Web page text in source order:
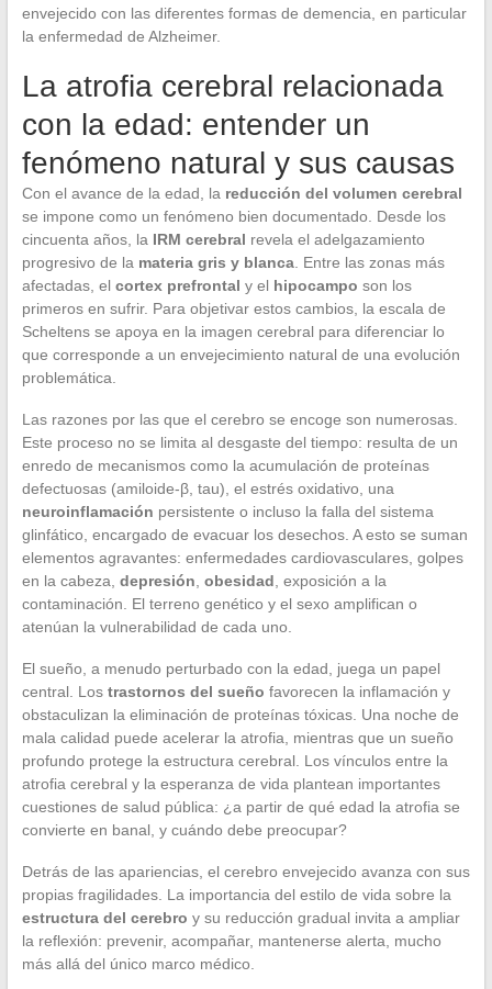
envejecido con las diferentes formas de demencia, en particular
la enfermedad de Alzheimer.
La atrofia cerebral relacionada
con la edad: entender un
fenómeno natural y sus causas
Con el avance de la edad, la reducción del volumen cerebral
se impone como un fenómeno bien documentado. Desde los
cincuenta años, la IRM cerebral revela el adelgazamiento
progresivo de la materia gris y blanca. Entre las zonas más
afectadas, el cortex prefrontal y el hipocampo son los
primeros en sufrir. Para objetivar estos cambios, la escala de
Scheltens se apoya en la imagen cerebral para diferenciar lo
que corresponde a un envejecimiento natural de una evolución
problemática.
Las razones por las que el cerebro se encoge son numerosas.
Este proceso no se limita al desgaste del tiempo: resulta de un
enredo de mecanismos como la acumulación de proteínas
defectuosas (amiloide-β, tau), el estrés oxidativo, una
neuroinflamación persistente o incluso la falla del sistema
glinfático, encargado de evacuar los desechos. A esto se suman
elementos agravantes: enfermedades cardiovasculares, golpes
en la cabeza, depresión obesidad , exposición a la
contaminación. El terreno genético y el sexo amplifican o
atenúan la vulnerabilidad de cada uno.
El sueño, a menudo perturbado con la edad, juega un papel
central. Los trastornos del sueño favorecen la inflamación y
obstaculizan la eliminación de proteínas tóxicas. Una noche de
mala calidad puede acelerar la atrofia, mientras que un sueño
profundo protege la estructura cerebral. Los vínculos entre la
atrofia cerebral y la esperanza de vida plantean importantes
cuestiones de salud pública: ¿a partir de qué edad la atrofia se
convierte en banal, y cuándo debe preocupar?
Detrás de las apariencias, el cerebro envejecido avanza con sus
propias fragilidades. La importancia del estilo de vida sobre la
estructura del cerebro y su reducción gradual invita a ampliar
la reflexión: prevenir, acompañar, mantenerse alerta, mucho
más allá del único marco médico.